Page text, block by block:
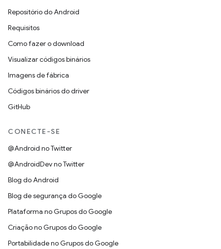
Repositório do Android
Requisitos
Como fazer o download
Visualizar códigos binários
Imagens de fábrica
Códigos binários do driver
GitHub
CONECTE-SE
@Android no Twitter
@AndroidDev no Twitter
Blog do Android
Blog de segurança do Google
Plataforma no Grupos do Google
Criação no Grupos do Google
Portabilidade no Grupos do Google